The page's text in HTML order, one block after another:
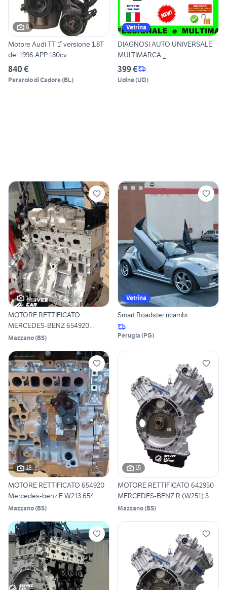
6
Motore Audi TT 1° versione 1.8T
del 1996 APP 180cv
840 €
Perarolo di Cadore(BL)
Vetrina
DIAGNOSI AUTO UNIVERSALE
MULTIMARCA _
CONTRASSEGNO
399 €
Udine(UD)
18
MOTORE RETTIFICATO
MERCEDES-BENZ 654920
CLASSE B 2
Mazzano(BS)
Vetrina
Smart Roadster ricambi
Perugia (PG)
18
MOTORE RETTIFICATO 654920
Mercedes-benz E W213 654
Mazzano(BS)
15
MOTORE RETTIFICATO 642950
MERCEDES-BENZ R (W251) 3
Mazzano(BS)